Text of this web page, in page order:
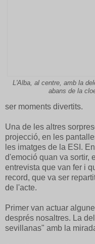
L'Alba, al centre, amb la
abans de la
ser moments divertits.
Una de les altres
projecció, en les
les imatges de la ESI.
d'emoció quan va sortir,
entrevista que van fer i
record, que va ser
de l'acte.
Primer van actuar
després nosaltres. La
sevillanas" amb la